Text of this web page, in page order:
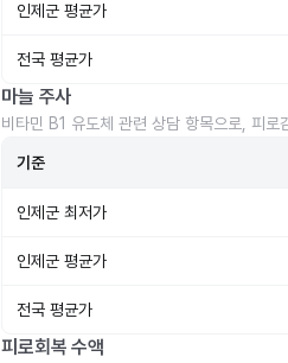
인제군 평균가
전국 평균가
마늘 주사
비타민 B1 유도체 관련 상담 항목으로, 피
기준
인제군 최저가
인제군 평균가
전국 평균가
피로회복 수액